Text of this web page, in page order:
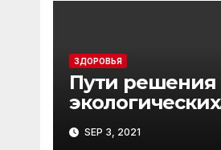
ЗДОРОВЬЯ
Пути решения
экологических
проблем
SEP 3, 2021